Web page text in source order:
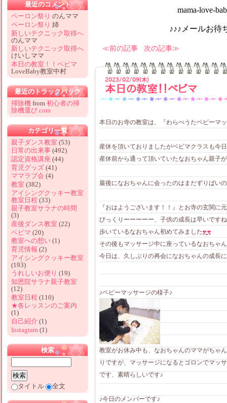
mama-love-
♪♪♪メールお待ちして
前の記事 次の記事
2023/02/09(木)
本日の教室！！ベビマ
本日のお寺の教室は、『わらべうたベビーマ
産休を頂いておりましたがベビマクラスも今
産休前から通って頂いていたなおちゃん親子
最後になおちゃんに会ったのはまだずりばい
『おはようございます！！』とお寺の玄関に
びっくりーーーーー、子供の成長は早いです
歩いているなおちゃん初めてみました
その後もマッサージ中に座っているなおちゃ
今日は、久しぶりの再会になおちゃんの成長
♪ベビーマッサージの様子♪
教室がお休み中も、なおちゃんのママがちゃ
りですが、マッサージになるとゴロンでマッ
です、素晴らしいです♪
♪今日のメンバーです♪
最近のコメント
ペーロン祭り のんママ
ペーロン祭り 姉
新しいテクニック取得へ
のんママ
新しいテクニック取得へ
けいしママ
本日の教室！！ベビマ
LoveBaby教室中村
最近のトラックバック
掃除機 from 初心者の掃
除機選び.com
カテゴリ一覧
親子ダンス教室 (53)
日常の出来事 (492)
認定資格講座 (44)
育児グッズ (41)
ママラブ会 (4)
教室 (382)
アイシングクッキー教室
教室日程 (33)
親子教室サラナの時間
(3)
産後ダンス教室 (22)
ベビマ (20)
教室への想い (1)
育児情報 (2)
アイシングクッキー教室
(193)
うれしいお便り (19)
知恩院サラナ親子教室
(12)
教室日程 (110)
★各レッスンのご案内
(1)
自己紹介 (1)
Instagram (1)
検索
タイトル 全文